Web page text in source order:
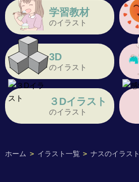
ホーム > イラスト一覧 > ナスのイラスト
学習教材
のイラスト
3D
のイラスト
３Dイラスト
のイラスト